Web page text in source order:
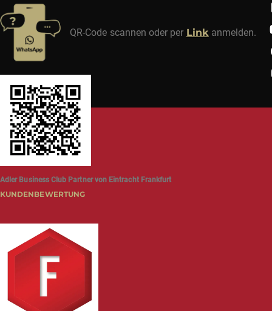
QR-Code scannen oder per Linkanmelden.
Adler Business Club Partner von Eintracht Frankfurt
KUNDENBEWERTUNG